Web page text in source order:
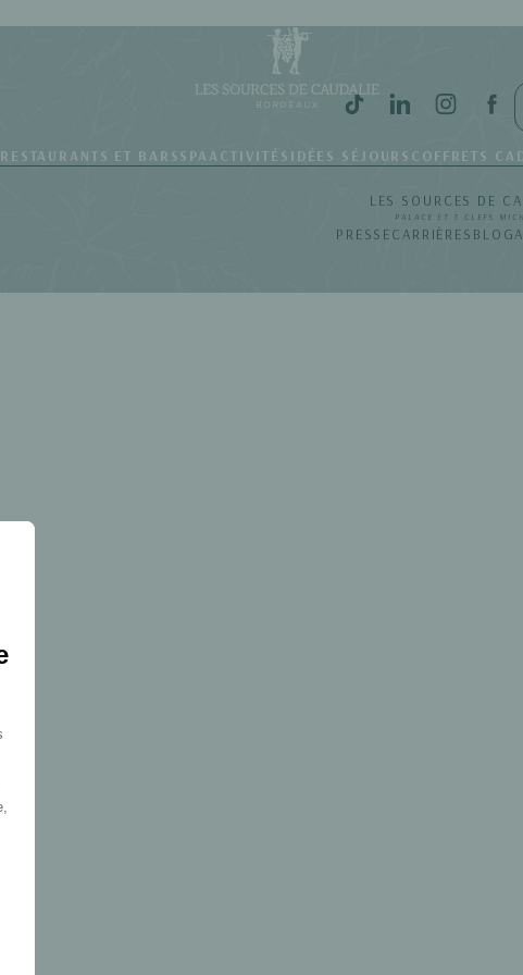
RESTAURANTS ET BARSSPA ACTIVITÉS IDÉES SÉJOURS COFFRETS
LES SOURCES DE
PALACE ET 3 CLEFS
PRESSE CARRIÈRES BLOG